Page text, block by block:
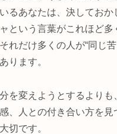
るあなたは、決しておか
という言葉がこれほど多
れだけ多くの人が“同じ
ります。
を変えようとするよりも
、人との付き合い方を見
切です。